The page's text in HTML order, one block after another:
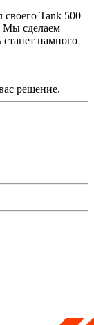
Tank 500
Мы сделаем
намного
решение.